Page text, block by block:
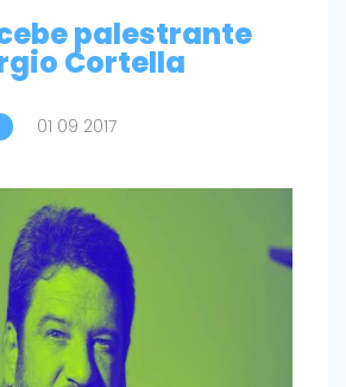
palestrante
Cortella
01 09 2017